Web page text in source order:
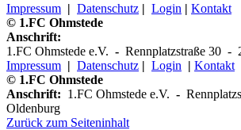
Impressum | Datenschutz | Login | Kontakt
© 1.FC Ohmstede
Anschrift:
1.FC Ohmstede e.V. - Rennplatzstraße 30 -
Impressum | Datenschutz | Login | Kontakt
© 1.FC Ohmstede
Anschrift: 1.FC Ohmstede e.V. -
Oldenburg
Zurück zum Seiteninhalt